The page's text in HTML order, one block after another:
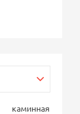
каминная